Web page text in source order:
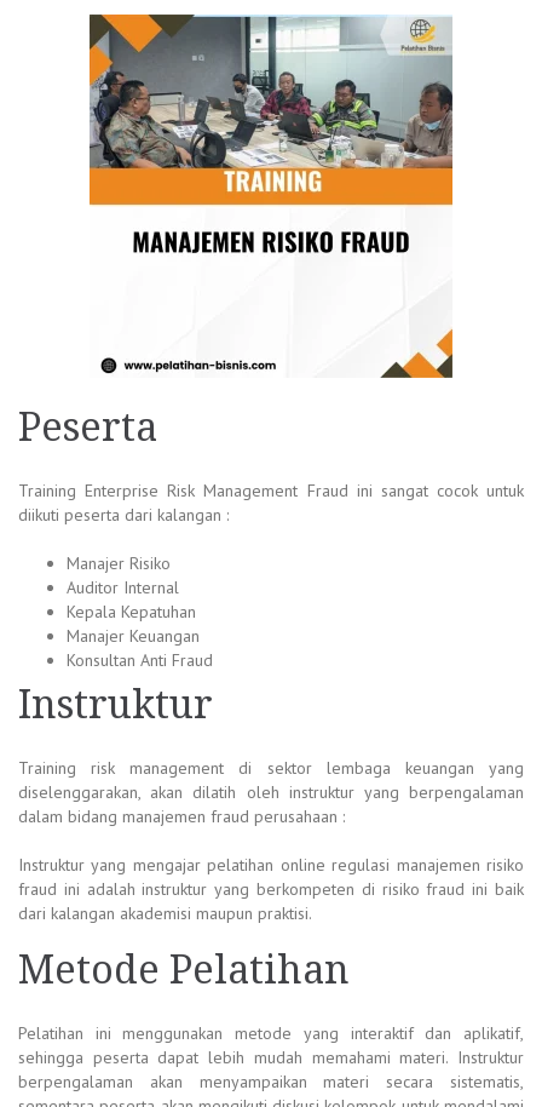
Peserta
Training Enterprise Risk Management Fraud ini sangat cocok untuk
diikuti peserta dari kalangan :
Manajer Risiko
Auditor Internal
Kepala Kepatuhan
Manajer Keuangan
Konsultan Anti Fraud
Instruktur
Training risk management di sektor lembaga keuangan yang
diselenggarakan, akan dilatih oleh instruktur yang berpengalaman
dalam bidang manajemen fraud perusahaan :
Instruktur yang mengajar pelatihan online regulasi manajemen risiko
fraud ini adalah instruktur yang berkompeten di risiko fraud ini baik
dari kalangan akademisi maupun praktisi.
Metode Pelatihan
Pelatihan ini menggunakan metode yang interaktif dan aplikatif,
sehingga peserta dapat lebih mudah memahami materi. Instruktur
berpengalaman akan menyampaikan materi secara sistematis,